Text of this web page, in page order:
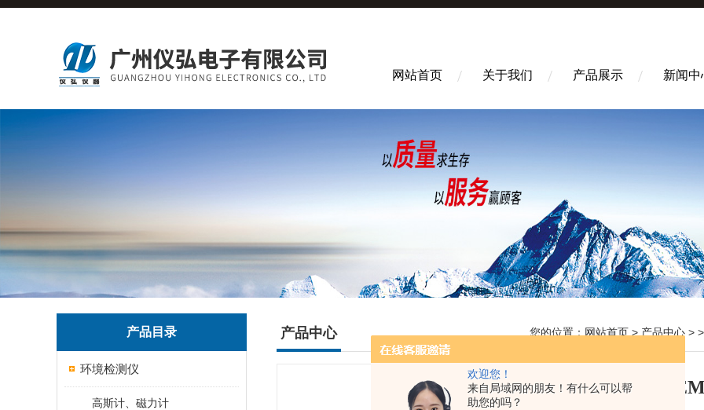
欢迎您！
来自局域网的朋友！有什么可以帮
助您的吗？
网站首页 关于我们 产品展示 新闻中
产品目录
环境检测仪
高斯计、磁力计
产品中心 您的位置： 网站首页 > 产品中心 >